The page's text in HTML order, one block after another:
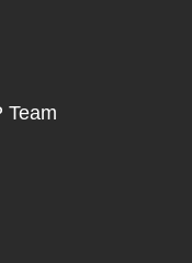
Team